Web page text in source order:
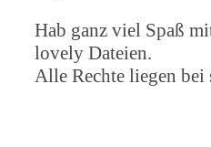
Hab ganz viel Spaß
lovely Dateien.
Alle Rechte liegen bei